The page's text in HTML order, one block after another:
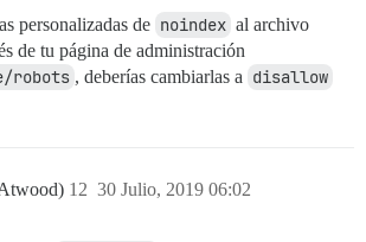
personalizadas de noindex al archivo
de tu página de administración
robots , deberías cambiarlas a disallow
30 Julio, 2019 06:02
12